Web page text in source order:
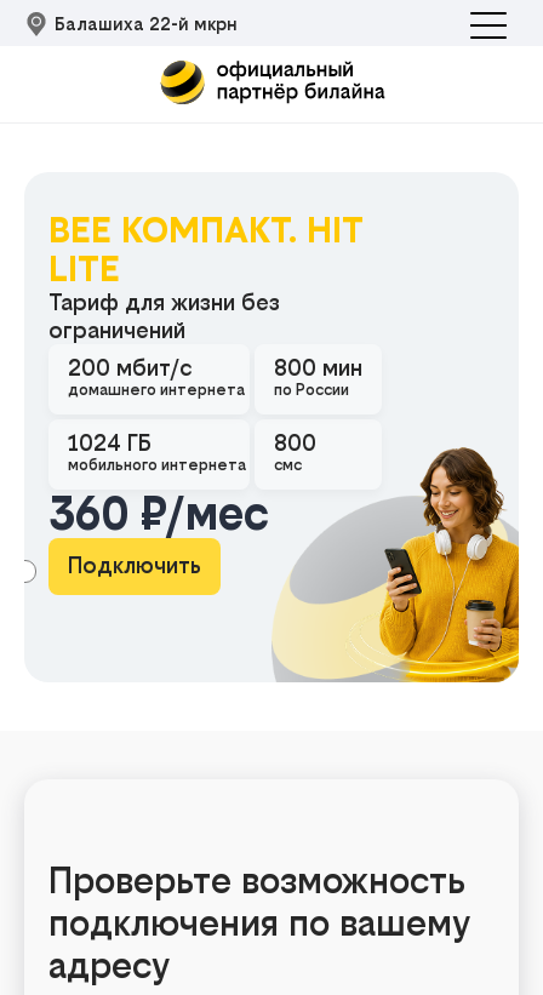
Балашиха 22-й мкрн
BEE КОМПАКТ. HIT
LITE
Тариф для жизни без
ограничений
200 мбит/с
домашнего интернета
1024 ГБ
мобильного интернета
800 мин
по России
800
смс
360 ₽/мес
Подключить
Проверьте возможность
подключения по вашему
адресу